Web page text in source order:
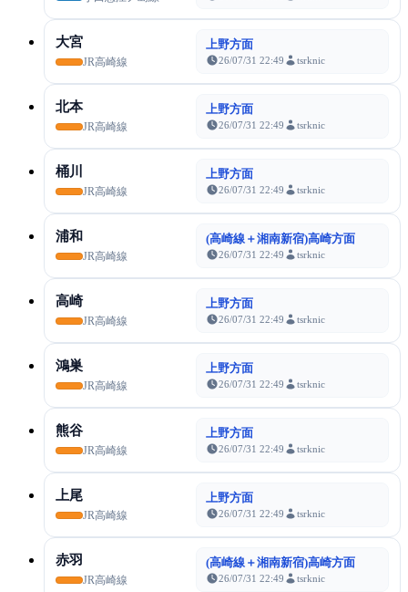
大宮
JR高崎線
上野方面
26/07/31 22:49 tsrknic
北本
JR高崎線
上野方面
26/07/31 22:49 tsrknic
桶川
JR高崎線
上野方面
26/07/31 22:49 tsrknic
浦和
JR高崎線
(高崎線＋湘南新宿)高崎方面
26/07/31 22:49 tsrknic
高崎
JR高崎線
上野方面
26/07/31 22:49 tsrknic
鴻巣
JR高崎線
上野方面
26/07/31 22:49 tsrknic
熊谷
JR高崎線
上野方面
26/07/31 22:49 tsrknic
上尾
JR高崎線
上野方面
26/07/31 22:49 tsrknic
赤羽
JR高崎線
(高崎線＋湘南新宿)高崎方面
26/07/31 22:49 tsrknic